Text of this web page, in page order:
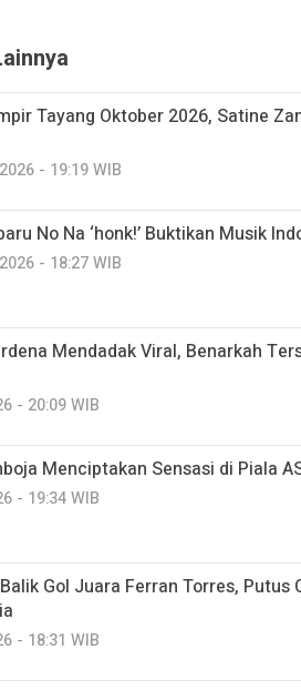
Tayang Oktober 2026, Satine
- 19:19 WIB
No Na ‘honk!’ Buktikan Musik
- 18:27 WIB
Mendadak Viral, Benarkah
- 20:09 WIB
Menciptakan Sensasi di Piala
- 19:34 WIB
Gol Juara Ferran Torres, Putus
- 18:31 WIB